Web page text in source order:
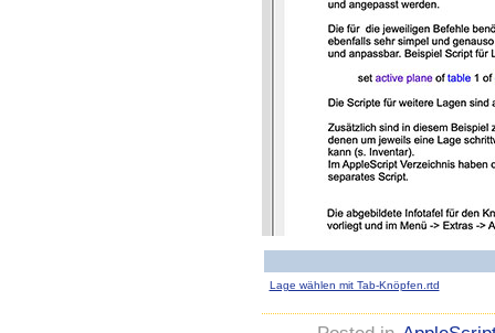
Lage wählen mit Tab-Knöpfen.rtd